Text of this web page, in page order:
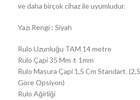
ve daha birçok cihaz ile uyumludur.
Yazı Rengi : Siyah
Rulo Uzunluğu TAM 14 metre
Rulo Çapi 35 Mm ± 1mm
Rulo Masura Çapi 1,5 Cm Standart.
Göre Opsiyon)
Rulo Ağirliği